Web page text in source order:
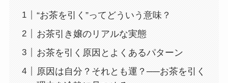
“お茶を引く”ってどういう意味？
お茶引き嬢のリアルな実態
お茶を引く原因とよくあるパターン
原因は自分？それとも運？──お茶を引く